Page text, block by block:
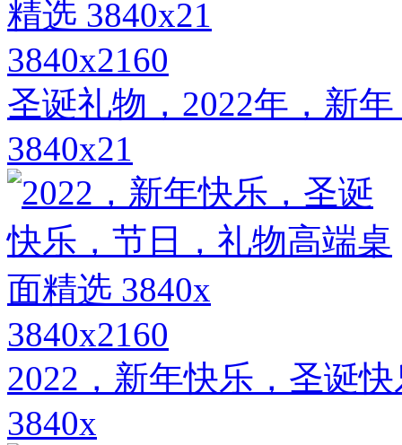
3840x2160
圣诞礼物，2022年，新
3840x21
3840x2160
2022，新年快乐，圣诞
3840x